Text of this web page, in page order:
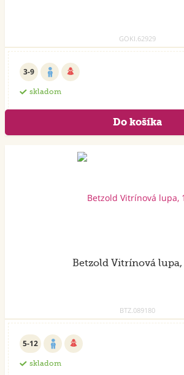
GOKI.62929
3-9
skladom
Betzold Vitrínová lupa,
BTZ.089180
5-12
skladom